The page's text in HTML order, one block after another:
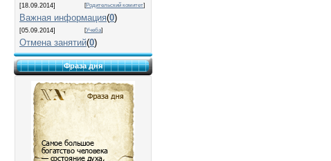
[18.09.2014] [Родительский комитет]
Важная информация(0)
[05.09.2014] [Учеба]
Отмена занятий(0)
Фраза дня